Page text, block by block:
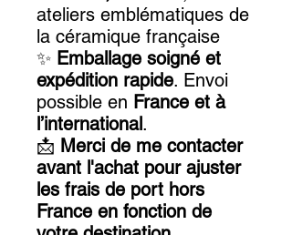
ateliers emblématiques de
la céramique française
✨ Emballage soigné et
expédition rapide. Envoi
possible en France et à
l’international.
📩 Merci de me contacter
avant l'achat pour ajuster
les frais de port hors
France en fonction de